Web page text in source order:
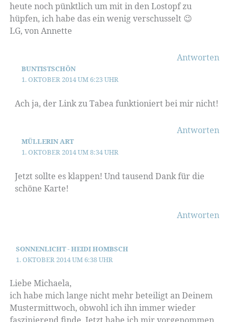
heute noch pünktlich um mit in den Lostopf zu
hüpfen, ich habe das ein wenig verschusselt 😉
LG, von Annette
Antworten
BUNTISTSCHÖN
1. OKTOBER 2014 UM 6:23 UHR
Ach ja, der Link zu Tabea funktioniert bei mir nicht!
Antworten
MÜLLERIN ART
1. OKTOBER 2014 UM 8:34 UHR
Jetzt sollte es klappen! Und tausend Dank für die
schöne Karte!
Antworten
SONNENLICHT - HEIDI HOMBSCH
1. OKTOBER 2014 UM 6:38 UHR
Liebe Michaela,
ich habe mich lange nicht mehr beteiligt an Deinem
Mustermittwoch, obwohl ich ihn immer wieder